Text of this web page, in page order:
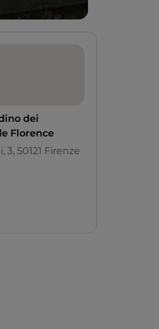
dei
Florence
50121 Firenze